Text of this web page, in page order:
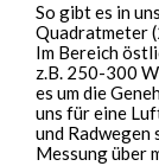
So gibt es in
Quadratmeter
Im Bereich
z.B. 250-300
es um die
uns für eine
und Radwegen
Messung über